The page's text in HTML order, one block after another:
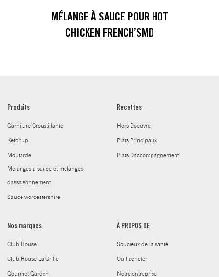
MÉLANGE À SAUCE POUR HOT
CHICKEN FRENCH’SMD
Produits
Garniture Croustillante
Ketchup
Moutarde
Melanges a sauce et melanges
dassaisonnement
Sauce worcestershire
Recettes
Hors Doeuvre
Plats Principaux
Plats Daccompagnement
Nos marques
Club House
Club House La Grille
Gourmet Garden
À PROPOS DE
Soucieux de la santé
Où l'acheter
Notre entreprise